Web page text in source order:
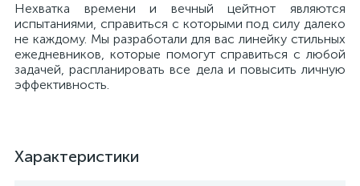
Нехватка времени и вечный цейтнот являются
испытаниями, справиться с которыми под силу далеко
не каждому. Мы разработали для вас линейку стильных
ежедневников, которые помогут справиться с любой
задачей, распланировать все дела и повысить личную
эффективность.
Характеристики